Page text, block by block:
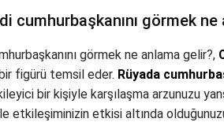
cumhurbaşkanını görmek
görmek ne anlama gelir?,
figürü temsil eder. Rüyada
bir kişiyle karşılaşma arzunuzu
etkileşiminizin etkisi altında